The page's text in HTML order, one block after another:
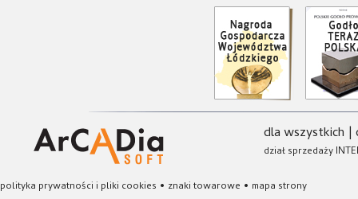
dla wszystkich |
dział sprzedaży
polityka prywatności i pliki cookies • znaki towarowe • mapa strony